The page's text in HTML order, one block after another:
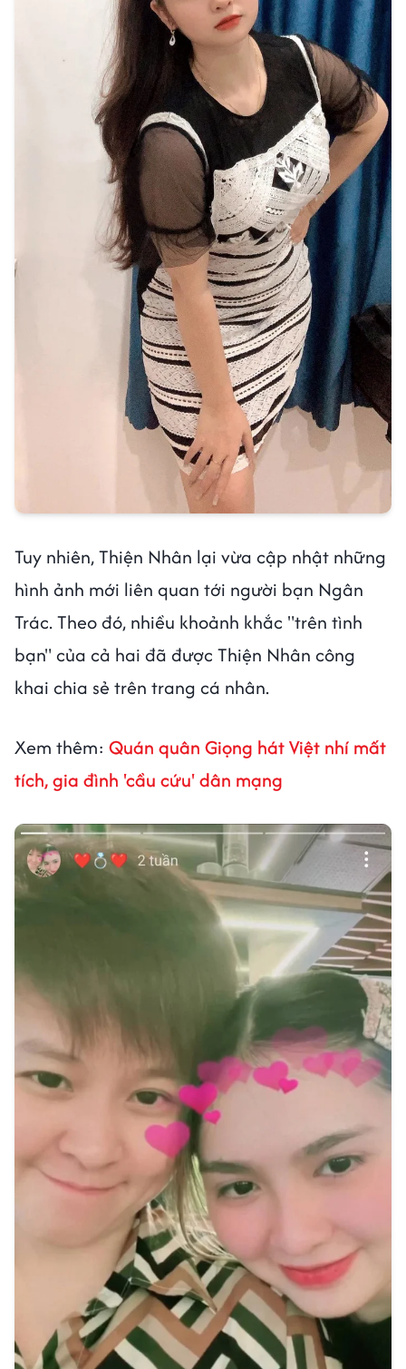
Tuy nhiên, Thiện Nhân lại vừa cập nhật những
hình ảnh mới liên quan tới người bạn Ngân
Trác. Theo đó, nhiều khoảnh khắc "trên tình
bạn" của cả hai đã được Thiện Nhân công
khai chia sẻ trên trang cá nhân.
Xem thêm: Quán quân Giọng hát Việt nhí mất
tích, gia đình 'cầu cứu' dân mạng